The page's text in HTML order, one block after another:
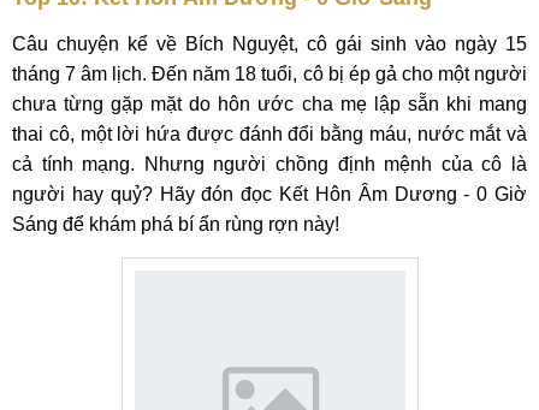
Câu chuyện kể về Bích Nguyệt, cô gái sinh vào ngày 15
tháng 7 âm lịch. Đến năm 18 tuổi, cô bị ép gả cho một người
chưa từng gặp mặt do hôn ước cha mẹ lập sẵn khi mang
thai cô, một lời hứa được đánh đổi bằng máu, nước mắt và
cả tính mạng. Nhưng người chồng định mệnh của cô là
người hay quỷ? Hãy đón đọc Kết Hôn Âm Dương - 0 Giờ
Sáng để khám phá bí ẩn rùng rợn này!